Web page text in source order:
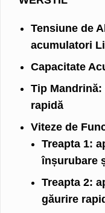
Tensiune de
acumulatori
Capacitate
Tip Mandrină:
rapidă
Viteze de
Treapta 1:
înșurubare
Treapta 2:
găurire